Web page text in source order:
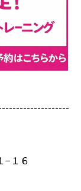
−１６